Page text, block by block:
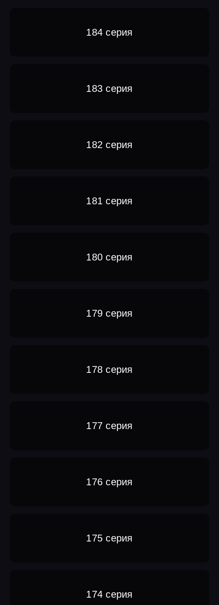
184 серия
183 серия
182 серия
181 серия
180 серия
179 серия
178 серия
177 серия
176 серия
175 серия
174 серия